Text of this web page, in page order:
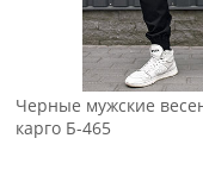
Черные мужские
карго Б-465